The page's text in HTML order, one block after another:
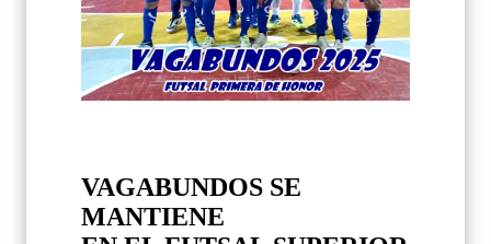
VAGABUNDOS SE
MANTIENE